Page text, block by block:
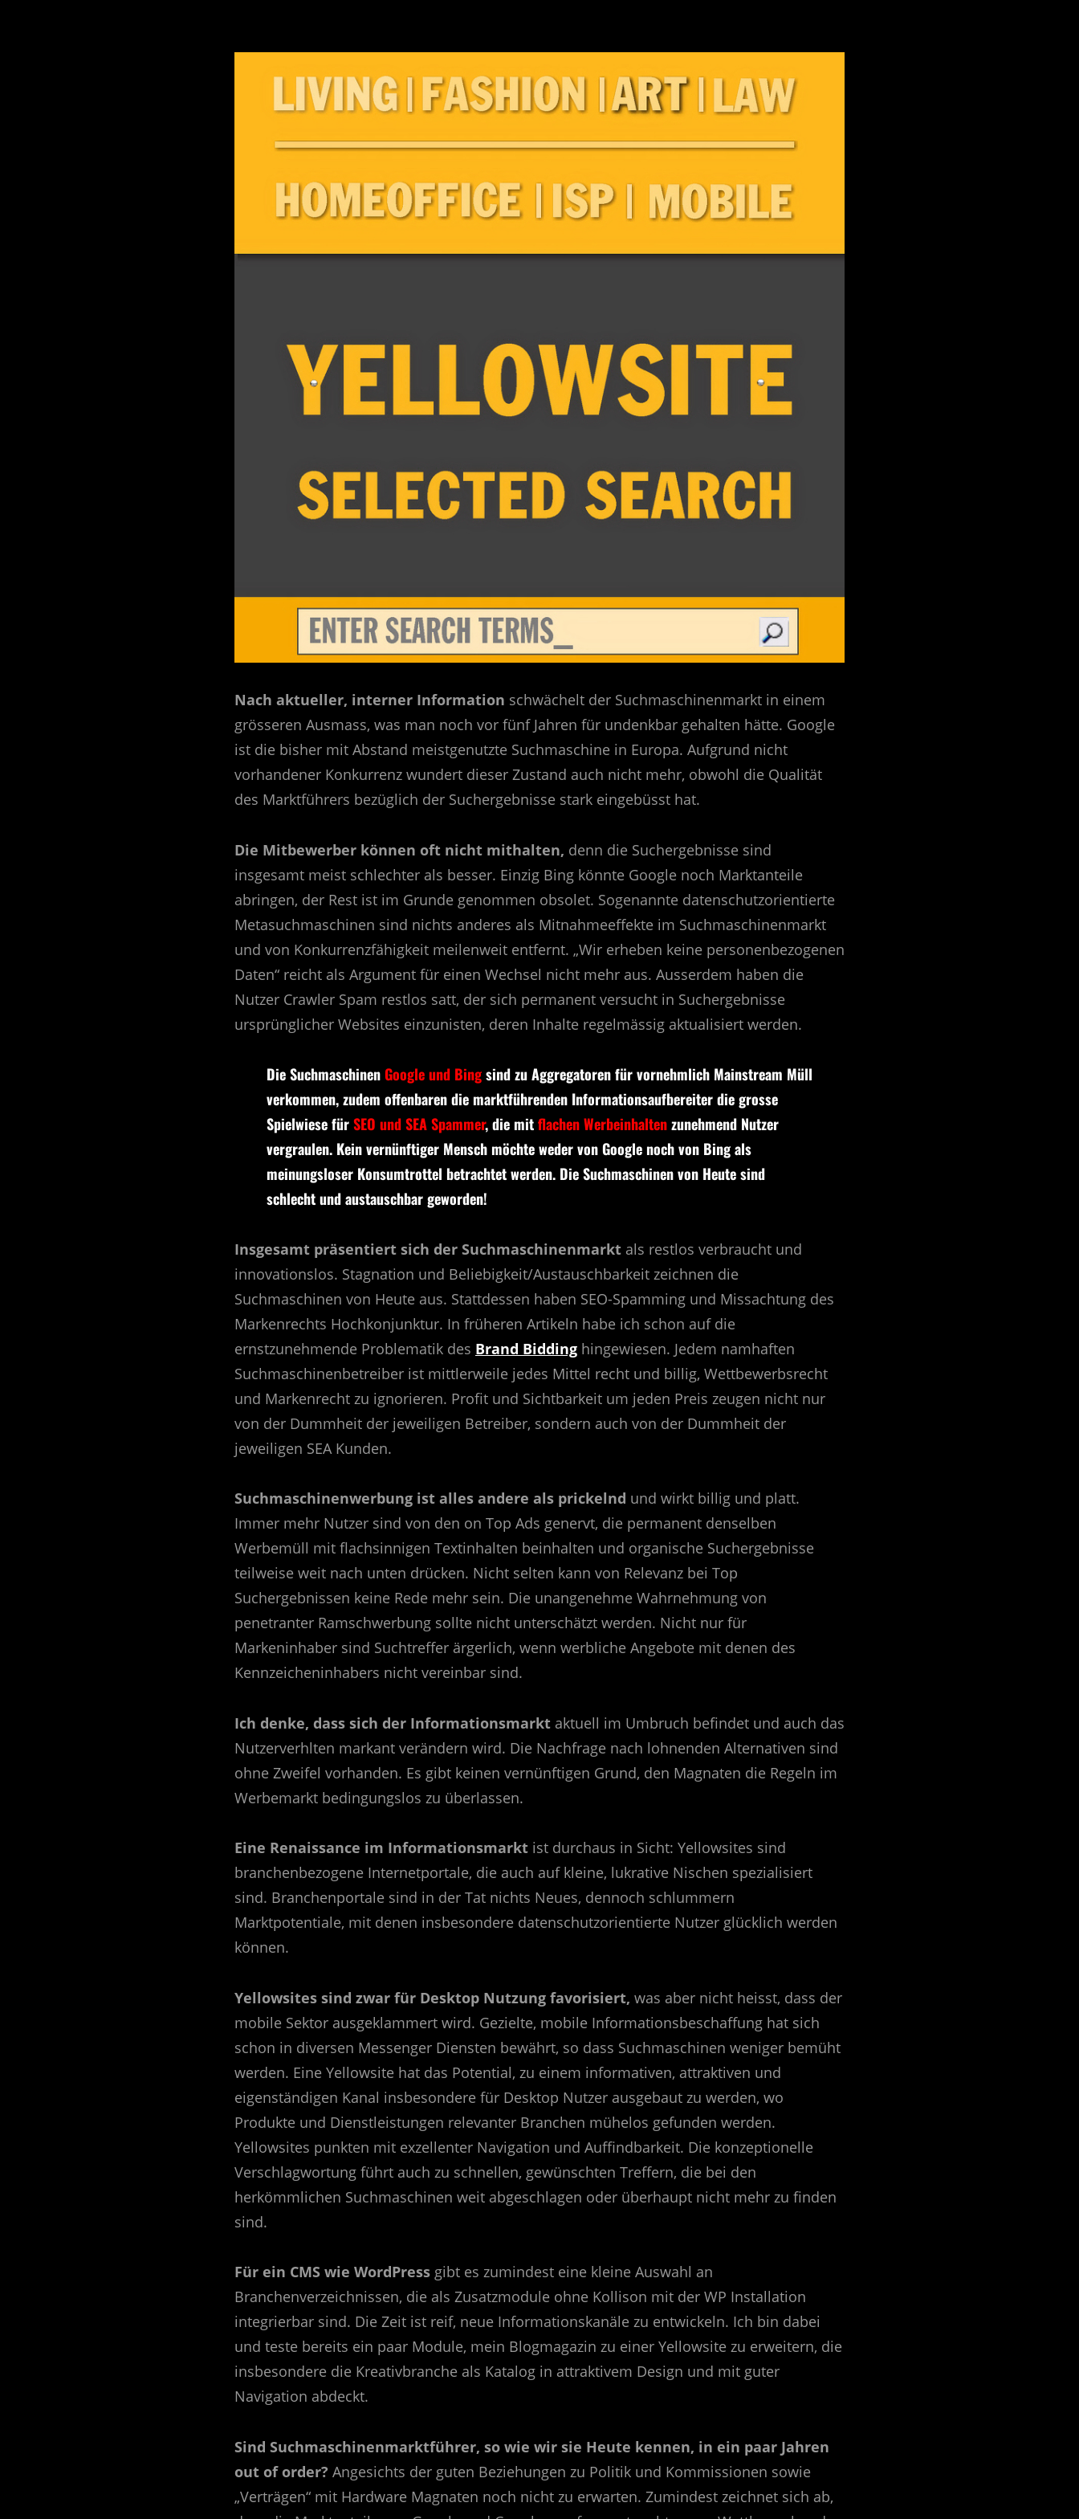
Nach aktueller, interner Information schwächelt der Suchmaschinenmarkt in einem
grösseren Ausmass, was man noch vor fünf Jahren für undenkbar gehalten hätte. Google
ist die bisher mit Abstand meistgenutzte Suchmaschine in Europa. Aufgrund nicht
vorhandener Konkurrenz wundert dieser Zustand auch nicht mehr, obwohl die Qualität
des Marktführers bezüglich der Suchergebnisse stark eingebüsst hat.
Die Mitbewerber können oft nicht mithalten, denn die Suchergebnisse sind
insgesamt meist schlechter als besser. Einzig Bing könnte Google noch Marktanteile
abringen, der Rest ist im Grunde genommen obsolet. Sogenannte datenschutzorientierte
Metasuchmaschinen sind nichts anderes als Mitnahmeeffekte im Suchmaschinenmarkt
und von Konkurrenzfähigkeit meilenweit entfernt. „Wir erheben keine personenbezogenen
Daten“ reicht als Argument für einen Wechsel nicht mehr aus. Ausserdem haben die
Nutzer Crawler Spam restlos satt, der sich permanent versucht in Suchergebnisse
ursprünglicher Websites einzunisten, deren Inhalte regelmässig aktualisiert werden.
Die SuchmaschinenGoogle und Bingsind zu Aggregatoren für vornehmlich Mainstream Müll
verkommen, zudem offenbaren die marktführenden Informationsaufbereiter die grosse
Spielwiese fürSEO und SEA Spammer, die mitflachen Werbeinhaltenzunehmend Nutzer
vergraulen. Kein vernünftiger Mensch möchte weder von Google noch von Bing als
meinungsloser Konsumtrottel betrachtet werden. Die Suchmaschinen von Heute sind
schlecht und austauschbar geworden!
Insgesamt präsentiert sich der Suchmaschinenmarkt als restlos verbraucht und
innovationslos. Stagnation und Beliebigkeit/Austauschbarkeit zeichnen die
Suchmaschinen von Heute aus. Stattdessen haben SEO-Spamming und Missachtung des
Markenrechts Hochkonjunktur. In früheren Artikeln habe ich schon auf die
ernstzunehmende Problematik des Brand Bidding hingewiesen. Jedem namhaften
Suchmaschinenbetreiber ist mittlerweile jedes Mittel recht und billig, Wettbewerbsrecht
und Markenrecht zu ignorieren. Profit und Sichtbarkeit um jeden Preis zeugen nicht nur
von der Dummheit der jeweiligen Betreiber, sondern auch von der Dummheit der
jeweiligen SEA Kunden.
Suchmaschinenwerbung ist alles andere als prickelnd und wirkt billig und platt.
Immer mehr Nutzer sind von den on Top Ads genervt, die permanent denselben
Werbemüll mit flachsinnigen Textinhalten beinhalten und organische Suchergebnisse
teilweise weit nach unten drücken. Nicht selten kann von Relevanz bei Top
Suchergebnissen keine Rede mehr sein. Die unangenehme Wahrnehmung von
penetranter Ramschwerbung sollte nicht unterschätzt werden. Nicht nur für
Markeninhaber sind Suchtreffer ärgerlich, wenn werbliche Angebote mit denen des
Kennzeicheninhabers nicht vereinbar sind.
Ich denke, dass sich der Informationsmarkt aktuell im Umbruch befindet und auch das
Nutzerverhlten markant verändern wird. Die Nachfrage nach lohnenden Alternativen sind
ohne Zweifel vorhanden. Es gibt keinen vernünftigen Grund, den Magnaten die Regeln im
Werbemarkt bedingungslos zu überlassen.
Eine Renaissance im Informationsmarkt ist durchaus in Sicht: Yellowsites sind
branchenbezogene Internetportale, die auch auf kleine, lukrative Nischen spezialisiert
sind. Branchenportale sind in der Tat nichts Neues, dennoch schlummern
Marktpotentiale, mit denen insbesondere datenschutzorientierte Nutzer glücklich werden
können.
Yellowsites sind zwar für Desktop Nutzung favorisiert, was aber nicht heisst, dass der
mobile Sektor ausgeklammert wird. Gezielte, mobile Informationsbeschaffung hat sich
schon in diversen Messenger Diensten bewährt, so dass Suchmaschinen weniger bemüht
werden. Eine Yellowsite hat das Potential, zu einem informativen, attraktiven und
eigenständigen Kanal insbesondere für Desktop Nutzer ausgebaut zu werden, wo
Produkte und Dienstleistungen relevanter Branchen mühelos gefunden werden.
Yellowsites punkten mit exzellenter Navigation und Auffindbarkeit. Die konzeptionelle
Verschlagwortung führt auch zu schnellen, gewünschten Treffern, die bei den
herkömmlichen Suchmaschinen weit abgeschlagen oder überhaupt nicht mehr zu finden
sind.
Für ein CMS wie WordPress gibt es zumindest eine kleine Auswahl an
Branchenverzeichnissen, die als Zusatzmodule ohne Kollison mit der WP Installation
integrierbar sind. Die Zeit ist reif, neue Informationskanäle zu entwickeln. Ich bin dabei
und teste bereits ein paar Module, mein Blogmagazin zu einer Yellowsite zu erweitern, die
insbesondere die Kreativbranche als Katalog in attraktivem Design und mit guter
Navigation abdeckt.
Sind Suchmaschinenmarktführer, so wie wir sie Heute kennen, in ein paar Jahren
out of order? Angesichts der guten Beziehungen zu Politik und Kommissionen sowie
„Verträgen“ mit Hardware Magnaten noch nicht zu erwarten. Zumindest zeichnet sich ab,